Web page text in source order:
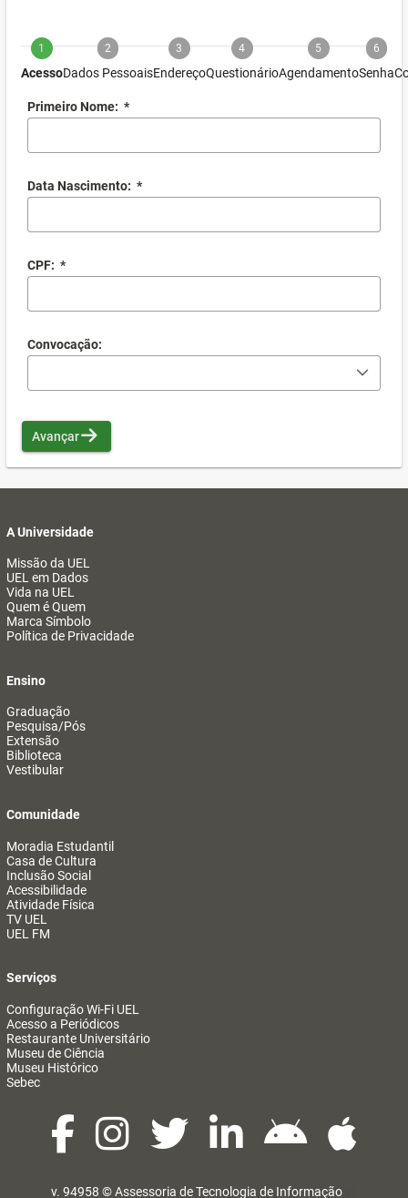
1
Acesso
2
Dados Pessoais
3
Endereço
4
Questionário
5
Agendamento
6
Senha
Primeiro Nome: *
Data Nascimento: *
CPF: *
Convocação:
Avançar
A Universidade
Missão da UEL
UEL em Dados
Vida na UEL
Quem é Quem
Marca Símbolo
Política de Privacidade
Ensino
Graduação
Pesquisa/Pós
Extensão
Biblioteca
Vestibular
Comunidade
Moradia Estudantil
Casa de Cultura
Inclusão Social
Acessibilidade
Atividade Física
TV UEL
UEL FM
Serviços
Configuração Wi-Fi UEL
Acesso a Periódicos
Restaurante Universitário
Museu de Ciência
Museu Histórico
Sebec
v. 94958 ©Assessoria de Tecnologia de Informação